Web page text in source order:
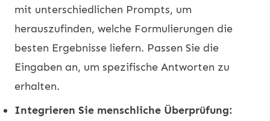
mit unterschiedlichen Prompts, um
herauszufinden, welche Formulierungen die
besten Ergebnisse liefern. Passen Sie die
Eingaben an, um spezifische Antworten zu
erhalten.
Integrieren Sie menschliche Überprüfung: